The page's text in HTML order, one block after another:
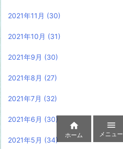
2021年11月 (30)
2021年10月 (31)
2021年9月 (30)
2021年8月 (27)
2021年7月 (32)
2021年6月 (30)
2021年5月 (34)

ホーム

メニュー